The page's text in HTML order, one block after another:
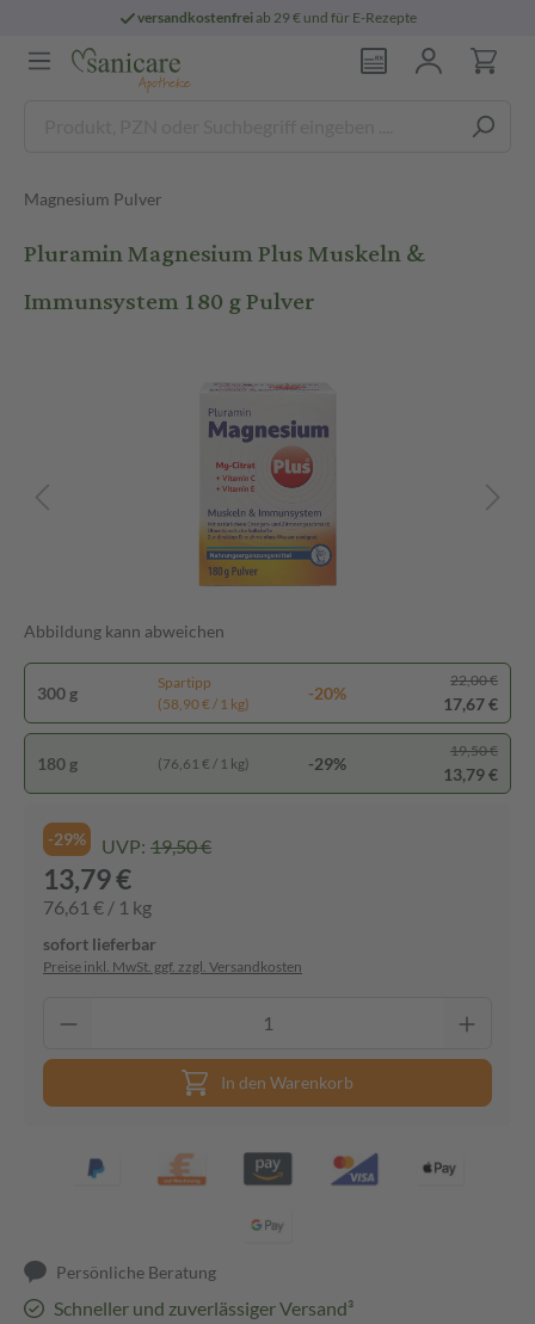
versandkostenfreiab 29 € und für E-Rezepte
Magnesium Pulver
Pluramin Magnesium Plus Muskeln &
Immunsystem 180 g Pulver
Abbildung kann abweichen
300 g
Spartipp
(58,90 € / 1 kg)
-20%
22,00 €
17,67 €
180 g (76,61 € / 1 kg) -29%
19,50 €
13,79 €
-29% UVP: 19,50 €
13,79 €
76,61 € / 1 kg
sofort lieferbar
Preise inkl. MwSt. ggf. zzgl. Versandkosten
In den Warenkorb
Persönliche Beratung
Schneller und zuverlässiger Versand³